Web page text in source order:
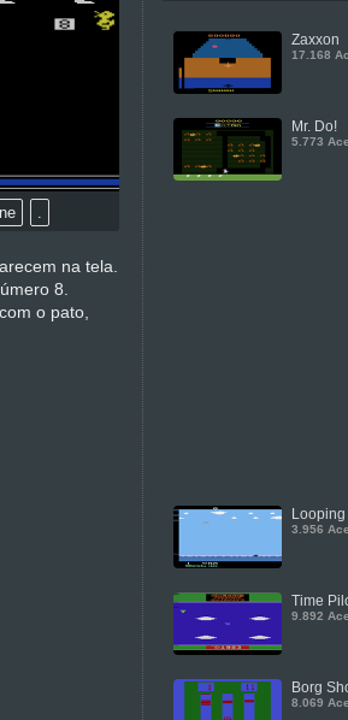
na tela.
8.
o pato,
Zaxxon
17.168
Mr. Do!
5.773
Looping
3.956
Time
9.892
Borg
8.069